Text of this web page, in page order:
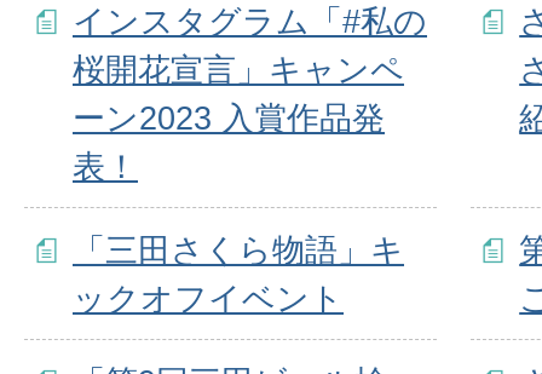
インスタグラム「#私の
桜開花宣言」キャンペ
ーン2023 入賞作品発
表！
「三田さくら物語」キ
ックオフイベント